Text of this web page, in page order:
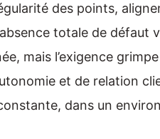
des points,
totale de défaut
mais l’exigence
et de relation
dans un